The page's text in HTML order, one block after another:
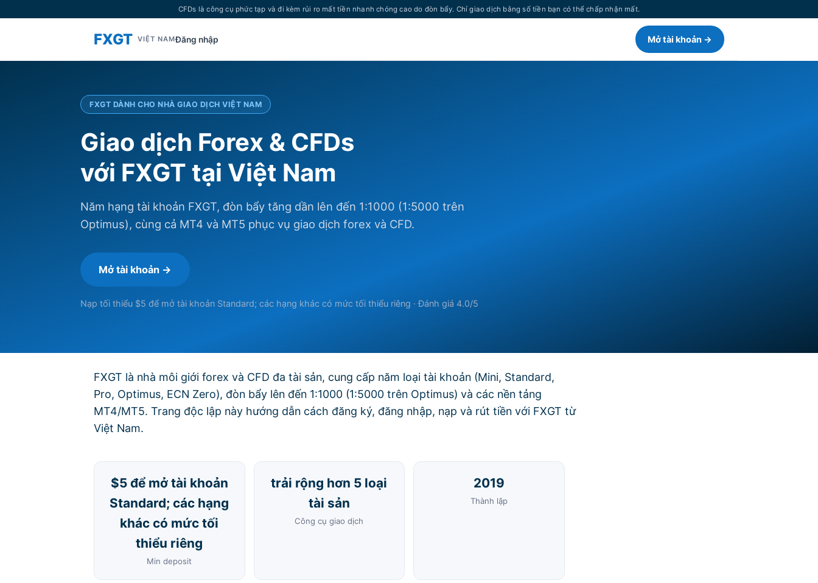
CFDs là công cụ phức tạp và đi kèm rủi ro mất tiền nhanh chóng cao do đòn bẩy. Chỉ giao dịch bằng số tiền bạn có thể chấp nhận mất.
FXGT VIỆT NAMĐăng nhập Mở tài khoản →
FXGT DÀNH CHO NHÀ GIAO DỊCH VIỆT NAM
Giao dịch Forex & CFDs
với FXGT tại Việt Nam
Năm hạng tài khoản FXGT, đòn bẩy tăng dần lên đến 1:1000 (1:5000 trên
Optimus), cùng cả MT4 và MT5 phục vụ giao dịch forex và CFD.
Mở tài khoản →
Nạp tối thiểu $5 để mở tài khoản Standard; các hạng khác có mức tối thiểu riêng · Đánh giá 4.0/5
FXGT là nhà môi giới forex và CFD đa tài sản, cung cấp năm loại tài khoản (Mini, Standard,
Pro, Optimus, ECN Zero), đòn bẩy lên đến 1:1000 (1:5000 trên Optimus) và các nền tảng
MT4/MT5. Trang độc lập này hướng dẫn cách đăng ký, đăng nhập, nạp và rút tiền với FXGT từ
Việt Nam.
$5 để mở tài khoản
Standard; các hạng
khác có mức tối
thiểu riêng
Min deposit
trải rộng hơn 5 loại
tài sản
Công cụ giao dịch
2019
Thành lập